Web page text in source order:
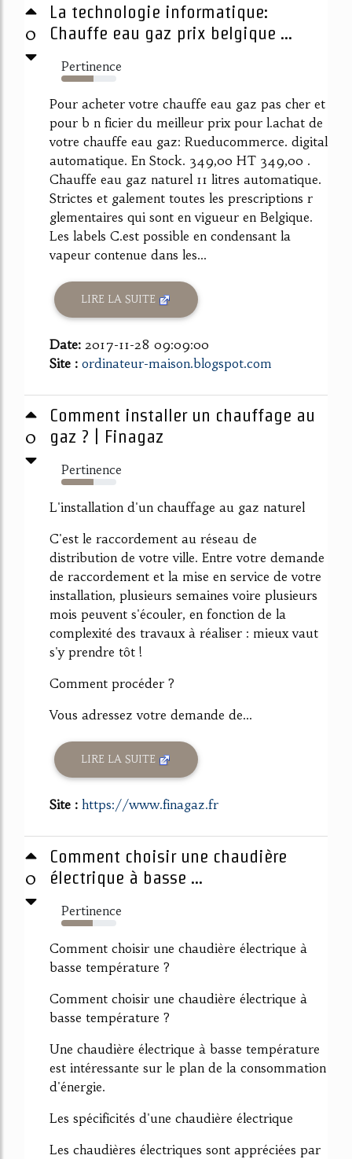
0
La technologie informatique:
Chauffe eau gaz prix belgique ...
Pertinence
58%
Pour acheter votre chauffe eau gaz pas cher et
pour b n ficier du meilleur prix pour l.achat de
votre chauffe eau gaz: Rueducommerce. digital
automatique. En Stock. 349,00 HT 349,00 .
Chauffe eau gaz naturel 11 litres automatique.
Strictes et galement toutes les prescriptions r
glementaires qui sont en vigueur en Belgique.
Les labels C.est possible en condensant la
vapeur contenue dans les...
LIRE LA SUITE
Date: 2017-11-28 09:09:00
Site : ordinateur-maison.blogspot.com
0
Comment installer un chauffage au
gaz ? | Finagaz
Pertinence
58%
L'installation d'un chauffage au gaz naturel
C'est le raccordement au réseau de
distribution de votre ville. Entre votre demande
de raccordement et la mise en service de votre
installation, plusieurs semaines voire plusieurs
mois peuvent s'écouler, en fonction de la
complexité des travaux à réaliser : mieux vaut
s'y prendre tôt !
Comment procéder ?
Vous adressez votre demande de...
LIRE LA SUITE
Site : https://www.finagaz.fr
0
Comment choisir une chaudière
électrique à basse ...
Pertinence
57%
Comment choisir une chaudière électrique à
basse température ?
Comment choisir une chaudière électrique à
basse température ?
Une chaudière électrique à basse température
est intéressante sur le plan de la consommation
d'énergie.
Les spécificités d'une chaudière électrique
Les chaudières électriques sont appréciées par